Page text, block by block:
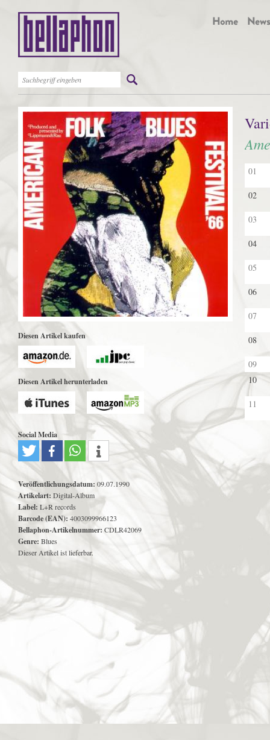
Diesen Artikel kaufen
Diesen Artikel herunterladen
Social Media
Veröffentlichungsdatum: 09.07.1990
Artikelart: Digital-Album
Label: L+R records
Barcode (EAN): 4003099966123
Bellaphon-Artikelnummer: CDLR42069
Genre: Blues
Dieser Artikel ist lieferbar.
01
02
03
04
05
06
07
08
09
10
11